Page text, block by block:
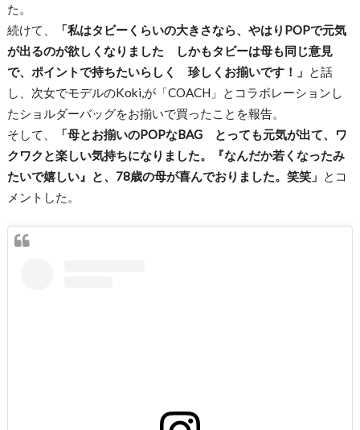
た。
続けて、
「私はタビーくらいの大きさなら、やはりPOPで元気
が出るのが欲しくなりました しかもタビーは母も同じ意見
で、ポイントで持ちたいらしく 珍しくお揃いです！」
と話
し、次女でモデルのKoki,が「COACH」とコラボレーションし
たショルダーバッグをお揃いで買ったことを報告。
そして、
「母とお揃いのPOPなBAG とっても元気が出て、ワ
クワクと楽しい気持ちになりました。『なんだか若くなったみ
たいで嬉しい』と、78歳の母が喜んでおりました。笑笑」
とコ
メントした。